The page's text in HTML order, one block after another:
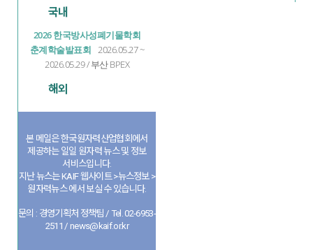
국내
2026 한국방사성폐기물학회
춘계학술발표회 2026.05.27 ~
2026.05.29 / 부산 BPEX
해외
본 메일은 한국원자력산업협회에서
제공하는 일일 원자력 뉴스 및 정보
서비스입니다.
지난 뉴스는 KAIF 웹사이트 >뉴스정보 >
원자력뉴스 에서 보실 수 있습니다.
문의 : 경영기획처 정책팀 / Tel. 02-6953-
2511 / news@kaif.or.kr